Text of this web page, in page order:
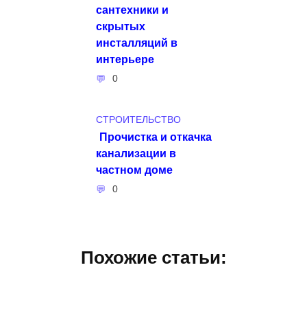
сантехники и
скрытых
инсталляций в
интерьере
0
СТРОИТЕЛЬСТВО
Прочистка и откачка
канализации в
частном доме
0
Похожие статьи: